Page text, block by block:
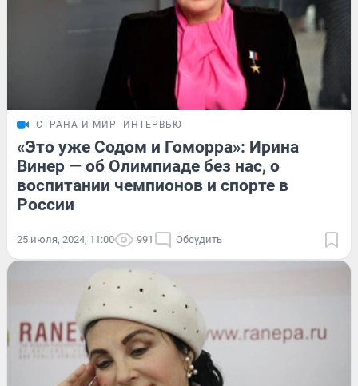
СТРАНА И МИР ИНТЕРВЬЮ
«Это уже Содом и Гоморра»: Ирина
Винер — об Олимпиаде без нас, о
воспитании чемпионов и спорте в
России
25 июля, 2024, 11:00 991 Обсудить